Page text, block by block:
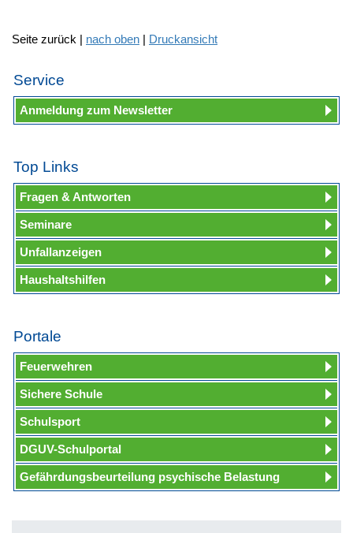
Seite zurück | nach oben | Druckansicht
Service
Anmeldung zum Newsletter
Top Links
Fragen & Antworten
Seminare
Unfallanzeigen
Haushaltshilfen
Portale
Feuerwehren
Sichere Schule
Schulsport
DGUV-Schulportal
Gefährdungsbeurteilung psychische Belastung